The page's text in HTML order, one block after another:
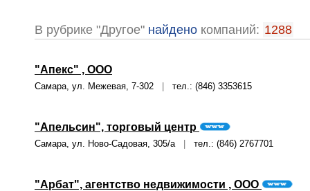
В рубрике "Другое" найдено компаний: 1288
"Апекс" , ООО
Самара, ул. Межевая, 7-302 тел.: (846) 3353615
"Апельсин", торговый центр
Самара, ул. Ново-Садовая, 305/а тел.: (846) 2767701
"Арбат", агентство недвижимости , ООО